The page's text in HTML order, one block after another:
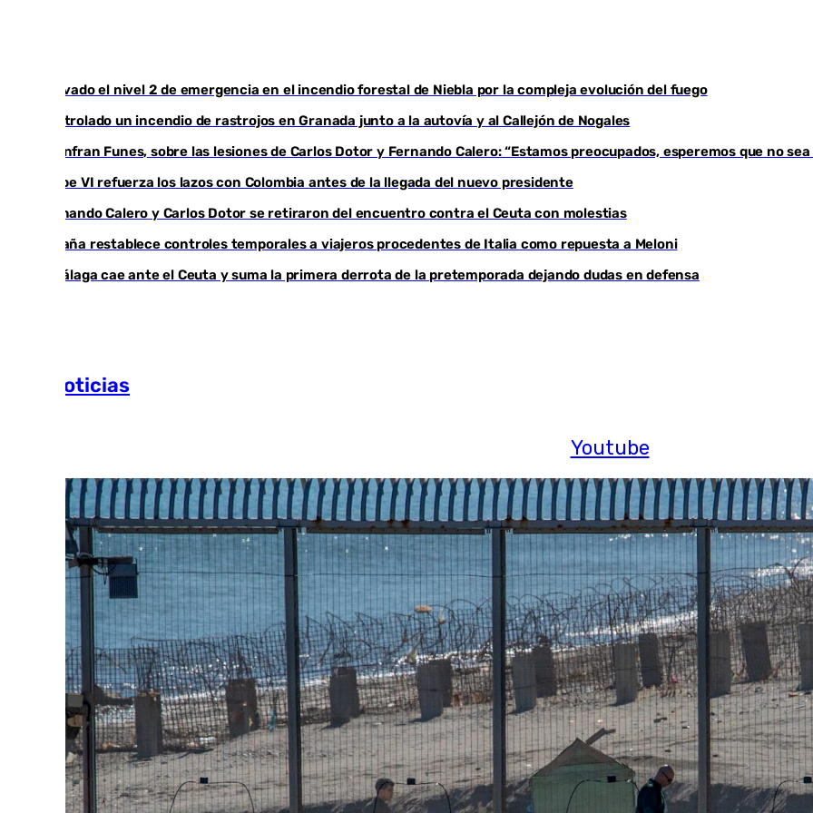
Youtube
Activado el nivel 2 de emergencia en el incendio forestal de Niebla por la compleja evolución del fuego
Controlado un incendio de rastrojos en Granada junto a la autovía y al Callejón de Nogales
Juanfran Funes, sobre las lesiones de Carlos Dotor y Fernando Calero: “Estamos preocupados, esperemos que no sea
Felipe VI refuerza los lazos con Colombia antes de la llegada del nuevo presidente
Fernando Calero y Carlos Dotor se retiraron del encuentro contra el Ceuta con molestias
España restablece controles temporales a viajeros procedentes de Italia como repuesta a Meloni
El Málaga cae ante el Ceuta y suma la primera derrota de la pretemporada dejando dudas en defensa
Más noticias